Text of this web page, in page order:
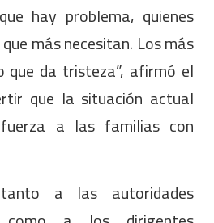
hay problema, quienes
más necesitan. Los más
que da tristeza”, afirmó el
que la situación actual
a las familias con
a las autoridades